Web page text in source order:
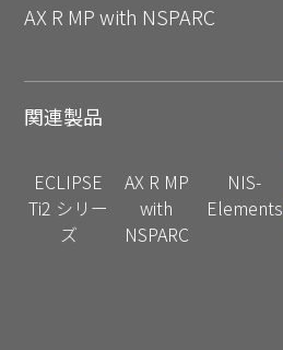
AX R MP with NSPARC
関連製品
ECLIPSE
Ti2 シリー
ズ
AX R MP
with
NSPARC
NIS-
Elements